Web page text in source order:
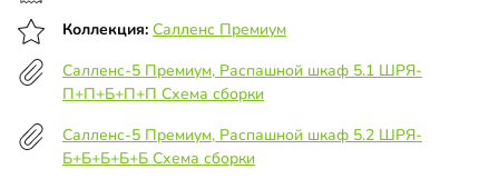
Коллекция: Салленс Премиум
Салленс-5 Премиум, Распашной шкаф 5.1 ШРЯ-
П+П+Б+П+П Схема сборки
Салленс-5 Премиум, Распашной шкаф 5.2 ШРЯ-
Б+Б+Б+Б+Б Схема сборки